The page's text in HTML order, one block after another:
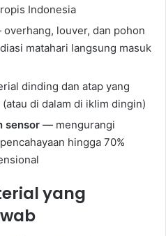
Indonesia
louver, dan pohon
matahari langsung masuk
dinding dan atap yang
di dalam di iklim dingin)
sensor — mengurangi
hingga 70%
yang